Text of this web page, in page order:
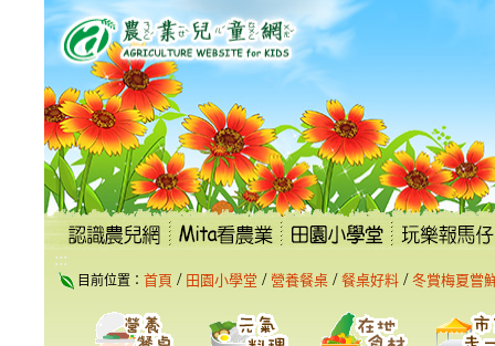
跳
到
主
要
內
容
區
塊
:::
目前位置： 首頁 / 田園小學堂 / 營養餐桌 / 餐桌好料 / 冬賞梅夏嘗